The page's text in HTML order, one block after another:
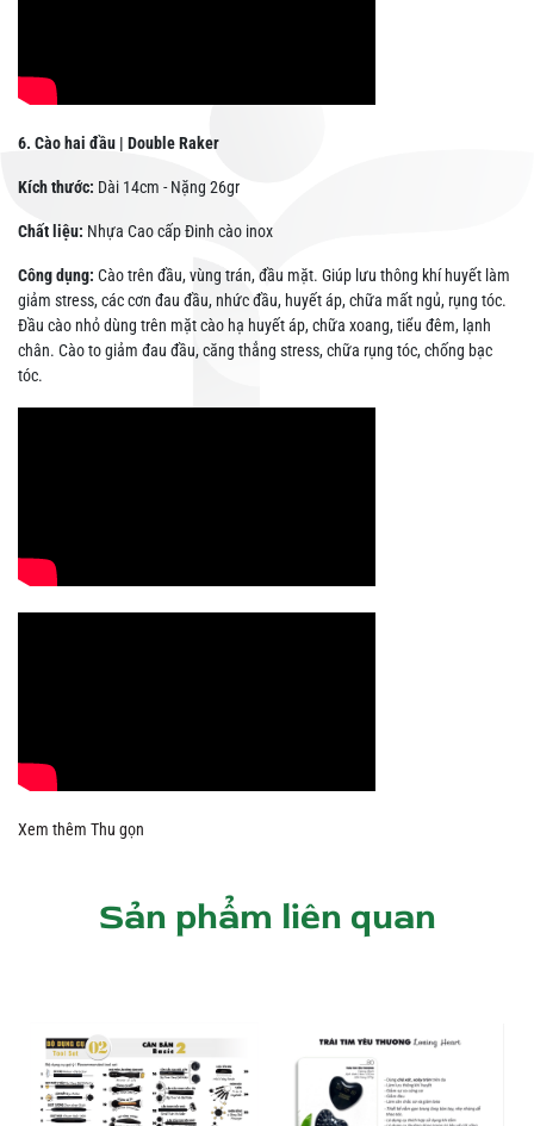
6. Cào hai đầu | Double Raker
Kích thước: Dài 14cm - Nặng 26gr
Chất liệu: Nhựa Cao cấp Đinh cào inox
Công dụng: Cào trên đầu, vùng trán, đầu mặt. Giúp lưu thông khí huyết làm
giảm stress, các cơn đau đầu, nhức đầu, huyết áp, chữa mất ngủ, rụng tóc.
Đầu cào nhỏ dùng trên mặt cào hạ huyết áp, chữa xoang, tiểu đêm, lạnh
chân. Cào to giảm đau đầu, căng thẳng stress, chữa rụng tóc, chống bạc
tóc.
Xem thêm Thu gọn
Sản phẩm liên quan